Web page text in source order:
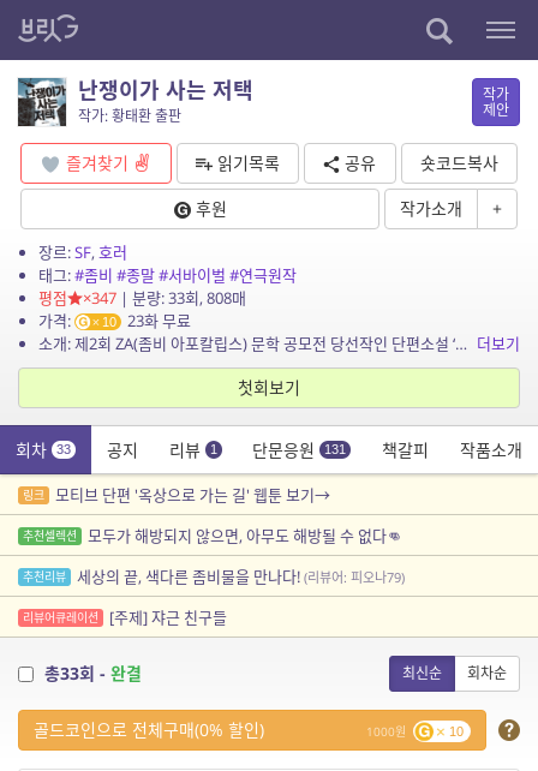
난쟁이가 사는 저택
작가: 황태환 출판
작가
제안
즐겨찾기 읽기목록 공유
숏코드복사
후원
작가소개 +
장르:SF,호러
태그:#좀비 #종말#서바이벌 #연극원작
평점
×347| 분량: 33회, 808매
가격:
10
23화 무료
소개: 제2회 ZA(좀비 아포칼립스) 문학 공모전 당선작인 단편소설 ‘옥상으로 가는 길’이 장편소설로 개작 출간되었다. ‘옥상으로 가는 길’은 ... 더보기
첫회보기
회차 33 공지 리뷰 1 단문응원 131 책갈피 작품소개
링크 모티브 단편 '옥상으로 가는 길' 웹툰 보기→
추천셀렉션 모두가 해방되지 않으면, 아무도 해방될 수 없다👊
추천리뷰 세상의 끝, 색다른 좀비물을 만나다! (리뷰어: 피오나79)
리뷰어큐레이션 [주제] 쟈근 친구들
총33회 - 완결 최신순 회차순
1000 10
골드코인으로 전체구매(0% 할인)